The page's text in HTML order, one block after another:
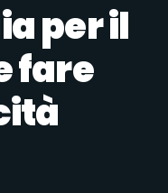
per il
fare